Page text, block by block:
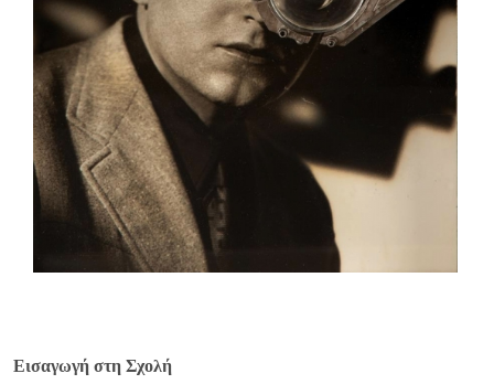
Εισαγωγή στη Σχολή